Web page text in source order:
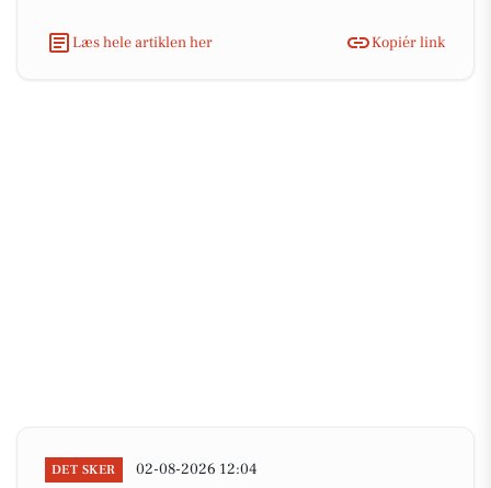
Læs hele artiklen her Kopiér link
DET SKER 02-08-2026 12:04